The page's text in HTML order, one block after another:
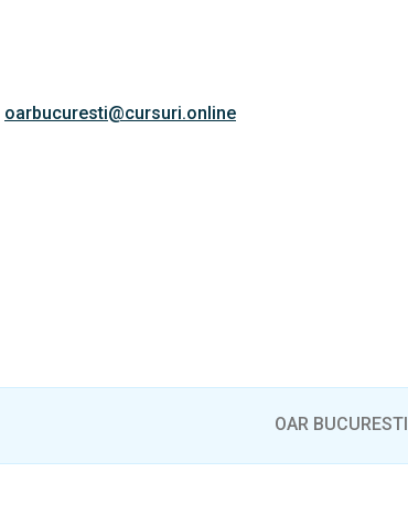
oarbucuresti@cursuri.online
OAR BUCURESTI